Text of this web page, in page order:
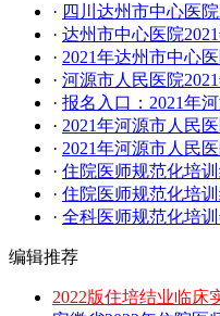
· 四川达州市中心医
· 达州市中心医院
· 2021年达州市中心
· 河源市人民医院
· 报名入口：2021年
· 2021年河源市人民
· 2021年河源市人民
· 住院医师规范化培
· 住院医师规范化培
· 全科医师规范化培
编辑推荐
2022版住培结业临床